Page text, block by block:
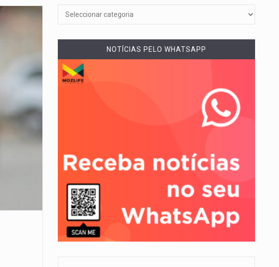
NOTÍCIAS PELO WHATSAPP